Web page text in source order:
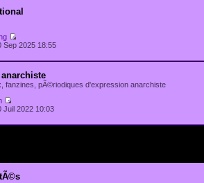
Sep 2025 18:55
anarchiste
fanzines, pÃ©riodiques d'expression anarchiste
Juil 2022 10:03